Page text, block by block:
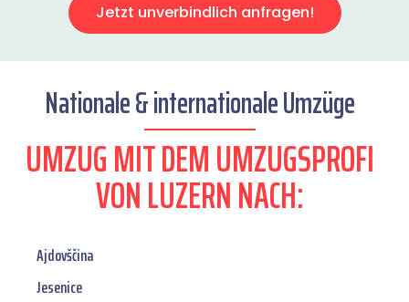
Jetzt unverbindlich anfragen!
Nationale & internationale Umzüge
UMZUG MIT DEM UMZUGSPROFI
VON LUZERN NACH:
Ajdovščina
Jesenice